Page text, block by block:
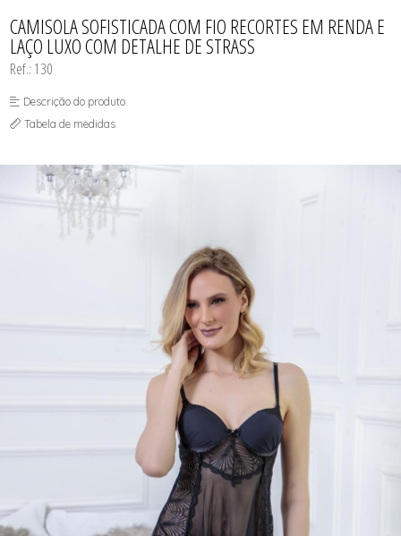
CAMISOLA SOFISTICADA COM FIO RECORTES EM RENDA E
LAÇO LUXO COM DETALHE DE STRASS
Ref.: 130
Descrição do produto
Tabela de medidas